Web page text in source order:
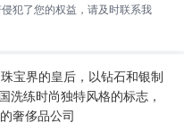
犯了您的权益，请及时联系我
宝界的皇后，以钻石和银制
洗练时尚独特风格的标志，
奢侈品公司